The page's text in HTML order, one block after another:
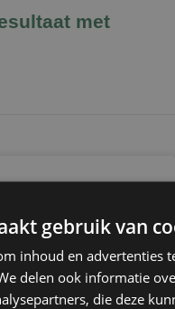
met
botox en
gebruik van
inhoud en advertenties
delen ook informatie
die deze